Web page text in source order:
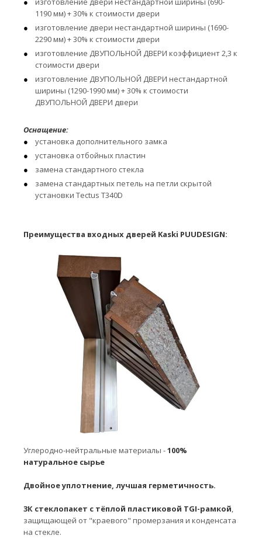
1190 мм) + 30% к стоимости двери
изготовление двери нестандартной ширины (1690-
2290 мм) + 30% к стоимости двери
изготовление ДВУПОЛЬНОЙ ДВЕРИ коэффициент 2,3 к
стоимости двери
изготовление ДВУПОЛЬНОЙ ДВЕРИ нестандартной
ширины (1290-1990 мм) + 30% к стоимости
ДВУПОЛЬНОЙ ДВЕРИ двери
Оснащение:
установка дополнительного замка
установка отбойных пластин
замена стандартного стекла
замена стандартных петель на петли скрытой
установки Tectus T340D
Преимущества входных дверей Kaski PUUDESIGN:
Углеродно-нейтральные материалы -100%
натуральное сырье
Двойное уплотнение, лучшая герметичность.
3К стеклопакет с тёплой пластиковой TGI-рамкой,
защищающей от "краевого" промерзания и конденсата
на стекле.